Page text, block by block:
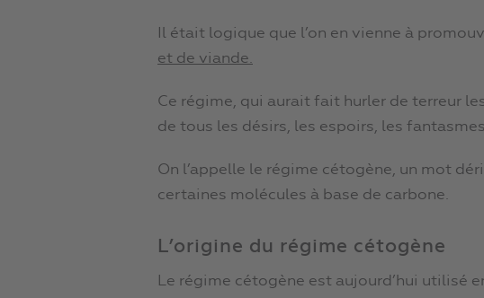
Il était logique que l’on en vienne à
et de viande.
Ce régime, qui aurait fait hurler de terreur
de tous les désirs, les espoirs, les
On l’appelle le régime cétogène, un mot
certaines molécules à base de carbone.
L’origine du régime cétogène
Le régime cétogène est aujourd’hui utilisé